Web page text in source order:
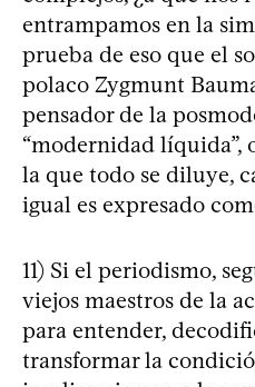
entrampamos en la
prueba de eso que el
polaco Zygmunt
pensador de la
“modernidad líquida”,
la que todo se diluye,
igual es expresado
11) Si el periodismo,
viejos maestros de la
para entender,
transformar la